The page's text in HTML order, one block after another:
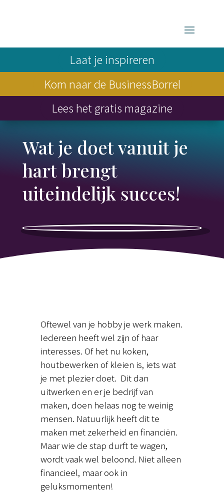
Laat je inspireren
Kom naar de BusinessBorrel
Lees het gratis magazine
Wat je doet vanuit je
hart brengt
uiteindelijk succes!
Oftewel van je hobby je werk maken.
Iedereen heeft wel zijn of haar
interesses. Of het nu koken,
houtbewerken of kleien is, iets wat
je met plezier doet. Dit dan
uitwerken en er je bedrijf van
maken, doen helaas nog te weinig
mensen. Natuurlijk heeft dit te
maken met zekerheid en financiën.
Maar wie de stap durft te wagen,
wordt vaak wel beloond. Niet alleen
financieel, maar ook in
geluksmomenten!